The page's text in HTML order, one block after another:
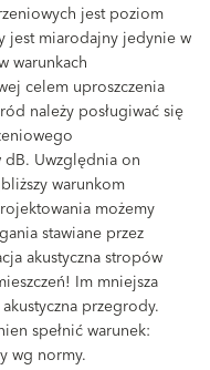
jest poziom
jest miarodajny jedynie w
warunkach
celem uproszczenia
należy posługiwać się
Uwzględnia on
warunkom
możemy
stawiane przez
akustyczna stropów
Im mniejsza
przegrody.
spełnić warunek:
wg normy.